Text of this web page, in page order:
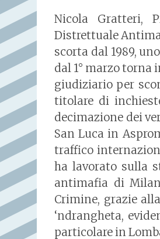
Nicola Gratteri,
Distrettuale
scorta dal 1989,
dal 1° marzo torna
giudiziario per
titolare di
decimazione dei
San Luca in
traffico
ha lavorato sulla
antimafia di
Crimine, grazie
‘ndrangheta,
particolare in